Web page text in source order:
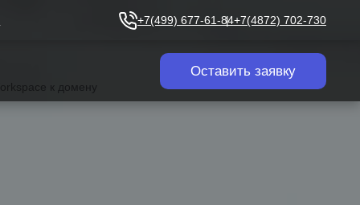
+7(499) 677-61-84+7(4872) 702-730
Оставить заявку
к домену